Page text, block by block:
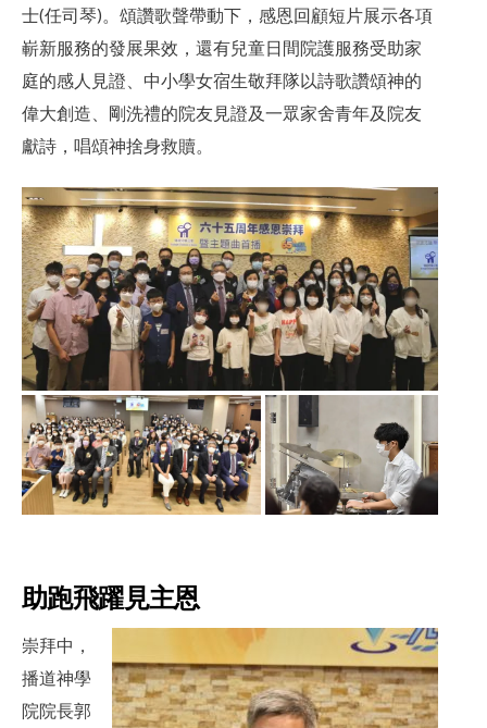
士(任司琴)。頌讚歌聲帶動下，感恩回顧短片展示各項
嶄新服務的發展果效，還有兒童日間院護服務受助家
庭的感人見證、中小學女宿生敬拜隊以詩歌讚頌神的
偉大創造、剛洗禮的院友見證及一眾家舍青年及院友
獻詩，唱頌神捨身救贖。
助跑飛躍見主恩
崇拜中，
播道神學
院院長郭